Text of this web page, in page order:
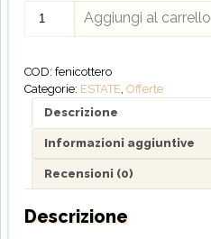
Costumino
Contenitivo
Cappellino
quantità
Aggiungi al carrello
COD: fenicottero
Categorie: ESTATE Offerte
Descrizione
Informazioni aggiuntive
Recensioni (0)
Descrizione